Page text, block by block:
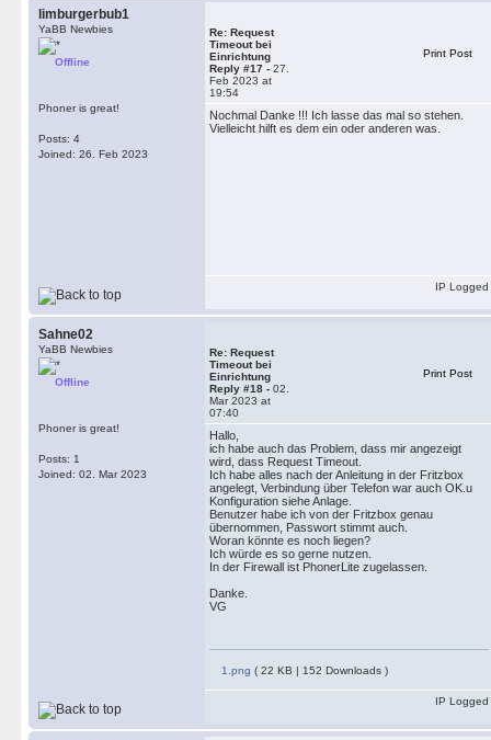
limburgerbub1
YaBB Newbies
Offline
Phoner is great!
Posts: 4
Joined: 26. Feb 2023
Re: Request
Timeout bei
Einrichtung
Reply #17 - 27.
Feb 2023 at
19:54
Print Post
Nochmal Danke !!! Ich lasse das mal so stehen.
Vielleicht hilft es dem ein oder anderen was.
IP Logged
Sahne02
YaBB Newbies
Offline
Phoner is great!
Posts: 1
Joined: 02. Mar 2023
Re: Request
Timeout bei
Einrichtung
Reply #18 - 02.
Mar 2023 at
07:40
Print Post
Hallo,
ich habe auch das Problem, dass mir angezeigt
wird, dass Request Timeout.
Ich habe alles nach der Anleitung in der Fritzbox
angelegt, Verbindung über Telefon war auch OK.u
Konfiguration siehe Anlage.
Benutzer habe ich von der Fritzbox genau
übernommen, Passwort stimmt auch.
Woran könnte es noch liegen?
Ich würde es so gerne nutzen.
In der Firewall ist PhonerLite zugelassen.
Danke.
VG
1.png ( 22 KB | 152 Downloads )
IP Logged